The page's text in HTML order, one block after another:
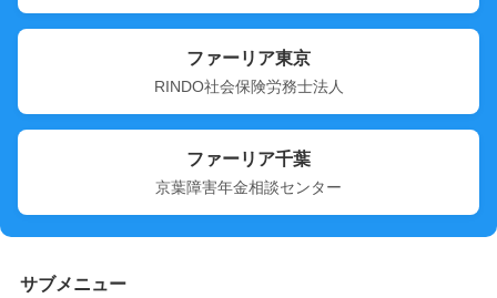
ファーリア東京
RINDO社会保険労務士法人
ファーリア千葉
京葉障害年金相談センター
サブメニュー